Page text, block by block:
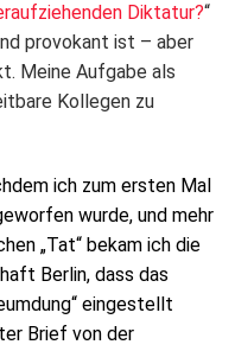
Diktatur?“
provokant ist – aber
Meine Aufgabe als
Kollegen zu
ich zum ersten Mal
wurde, und mehr
„Tat“ bekam ich die
Berlin, dass das
eingestellt
Brief von der